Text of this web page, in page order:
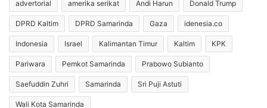
advertorial amerika serikat Andi Harun Donald Trump
DPRD Kaltim DPRD Samarinda Gaza idenesia.co
Indonesia Israel Kalimantan Timur Kaltim KPK
Pariwara Pemkot Samarinda Prabowo Subianto
Saefuddin Zuhri Samarinda Sri Puji Astuti
Wali Kota Samarinda